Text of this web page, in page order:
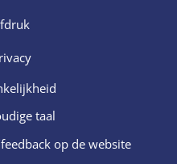
taal
op de website